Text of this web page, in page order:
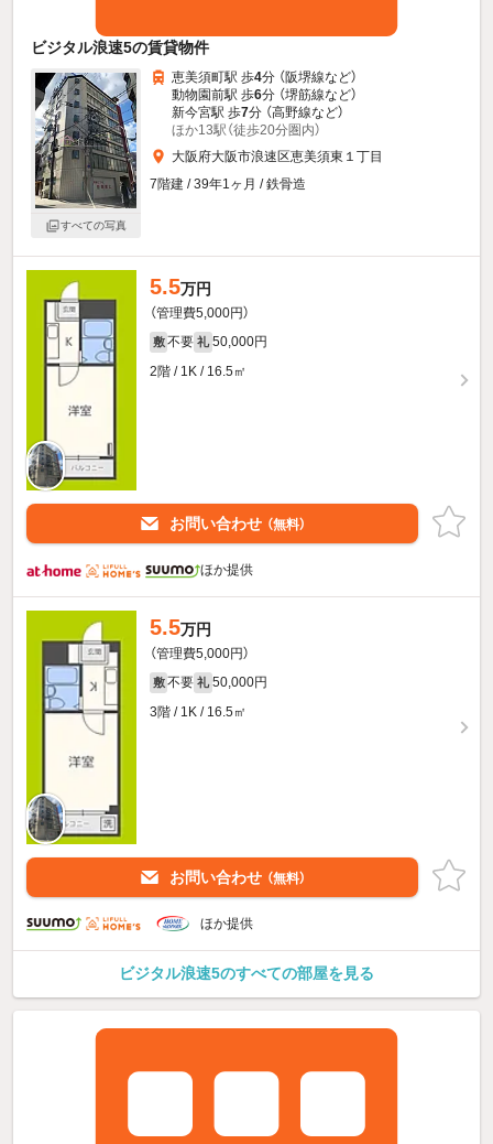
ビジタル浪速5の賃貸物件
すべての写真
恵美須町駅 歩4分 （阪堺線など）
動物園前駅 歩6分 （堺筋線など）
新今宮駅 歩7分 （高野線など）
ほか13駅（徒歩20分圏内）
大阪府大阪市浪速区恵美須東１丁目
7階建 / 39年1ヶ月 / 鉄骨造
5.5万円
（管理費5,000円）
敷 不要 礼 50,000円
2階 / 1K / 16.5㎡
お問い合わせ （無料）
ほか提供
5.5万円
（管理費5,000円）
敷 不要 礼 50,000円
3階 / 1K / 16.5㎡
お問い合わせ （無料）
ほか提供
ビジタル浪速5のすべての部屋を見る